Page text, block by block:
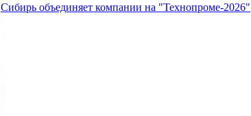
Сибирь объединяет компании на "Технопроме-2026"